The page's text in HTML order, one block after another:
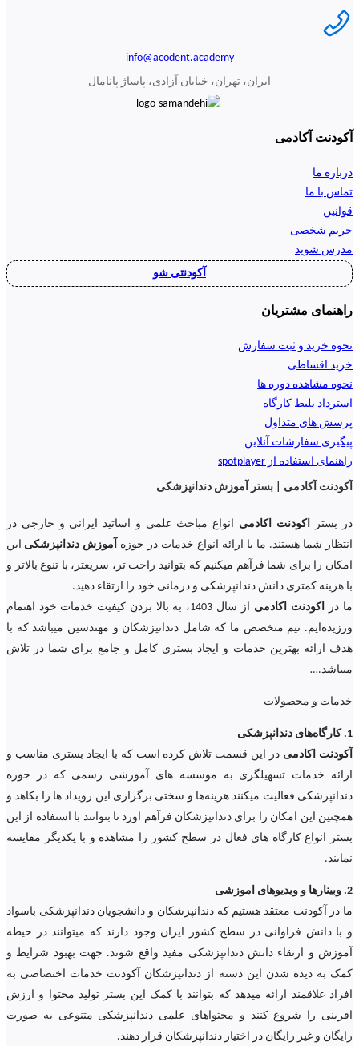
info@acodent.academy
ایران، تهران، خیابان آزادی، پاساژ پانامال
آکودنت آکادمی
درباره ما
تماس با ما
قوانین
حریم شخصی
مدرس شوید
آکودنتی شو
راهنمای مشتریان
نحوه خرید و ثبت سفارش
خرید اقساطی
نحوه مشاهده دوره ها
استرداد بلیط کارگاه
پرسش های متداول
پیگیری سفارشات آنلاین
راهنمای استفاده از spotplayer
آکودنت آکادمی | بستر آموزش دندانپزشکی
در بستر اکودنت اکادمی انواع مباحث علمی و اساتید ایرانی و خارجی در
انتظار شما هستند. ما با ارائه انواع خدمات در حوزه آموزش دندانپزشکی این
امکان را برای شما فرآهم میکنیم که بتوانید راحت تر، سریعتر، با تنوع بالاتر و
با هزینه کمتری دانش دندانپزشکی و درمانی خود را ارتقاء دهید.
ما در اکودنت اکادمی
از سال 1403، به بالا بردن کیفیت خدمات خود اهتمام
ورزیده‌‌ایم. تیم متخصص ما که شامل دندانپزشکان و مهندسین میباشد که با
هدف ارائه بهترین خدمات و ایجاد بستری کامل و جامع برای شما در تلاش
میباشد.…
خدمات و محصولات
1. کارگاه‌های دندانپزشکی
آکودنت اکادمی در این قسمت تلاش کرده است که با ایجاد بستری مناسب و
ارائه خدمات تسهیلگری به موسسه های آموزشی رسمی که در حوزه
دندانپزشکی فعالیت میکنند هزینه‌ها و سختی برگزاری این رویداد ها را بکاهد و
همچنین این امکان را برای دندانپزشکان فرآهم اورد تا بتوانند با استفاده از این
بستر انواع کارگاه های فعال در سطح کشور را مشاهده و با یکدیگر مقایسه
نمایند.
2. وبینارها و ویدیوهای اموزشی
ما در آکودنت معتقد هستیم که دندانپزشکان و دانشجویان دندانپزشکی باسواد
و با دانش فراوانی در سطح کشور ایران وجود دارند که میتوانند در حیطه
آموزش و ارتقاء دانش دندانپزشکی مفید واقع شوند. جهت بهبود شرایط و
کمک به دیده شدن این دسته از دندانپزشکان آکودنت خدمات اختصاصی به
افراد علاقمند ارائه میدهد که بتوانند با کمک این بستر تولید محتوا و ارزش
افرینی را شروع کنند و محتواهای علمی دندانپزشکی متنوعی به صورت
رایگان و غیر رایگان در اختیار دندانپزشکان قرار دهند.